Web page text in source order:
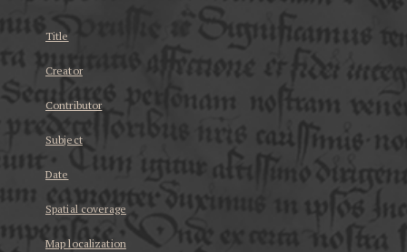
Title
Creator
Contributor
Subject
Date
Spatial coverage
Map localization